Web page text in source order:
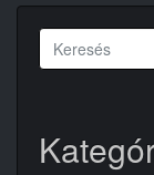
Keresés
űrlap